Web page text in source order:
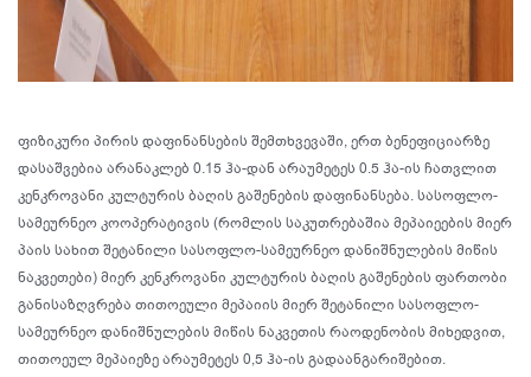
ფიზიკური პირის დაფინანსების შემთხვევაში, ერთ ბენეფიციარზე
დასაშვებია არანაკლებ 0.15 ჰა-დან არაუმეტეს 0.5 ჰა-ის ჩათვლით
კენკროვანი კულტურის ბაღის გაშენების დაფინანსება. სასოფლო-
სამეურნეო კოოპერატივის (რომლის საკუთრებაშია მეპაიეების მიერ
პაის სახით შეტანილი სასოფლო-სამეურნეო დანიშნულების მიწის
ნაკვეთები) მიერ კენკროვანი კულტურის ბაღის გაშენების ფართობი
განისაზღვრება თითოეული მეპაიის მიერ შეტანილი სასოფლო-
სამეურნეო დანიშნულების მიწის ნაკვეთის რაოდენობის მიხედვით,
თითოეულ მეპაიეზე არაუმეტეს 0,5 ჰა-ის გადაანგარიშებით.